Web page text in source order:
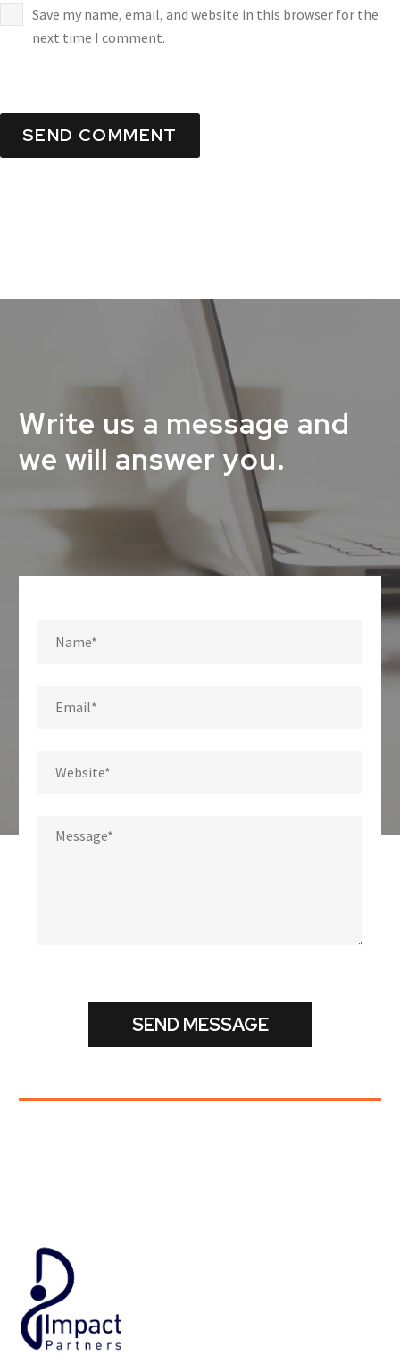
Save my name, email, and website in this browser for the
next time I comment.
SEND COMMENT
Write us a message and
we will answer you.